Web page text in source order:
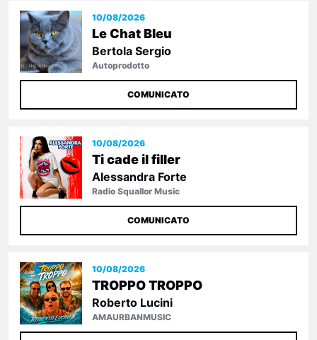
10/08/2026
Le Chat Bleu
Bertola Sergio
Autoprodotto
COMUNICATO
10/08/2026
Ti cade il filler
Alessandra Forte
Radio Squallor Music
COMUNICATO
10/08/2026
TROPPO TROPPO
Roberto Lucini
AMAURBANMUSIC